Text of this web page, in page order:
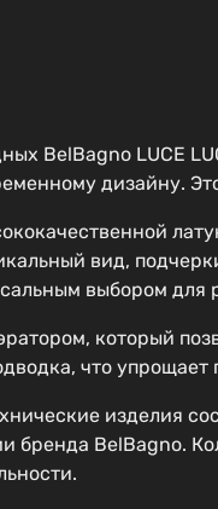
BelBagno LUCE
дизайну.
вид,
выбором
который
что
изделия
бренда BelBagno.